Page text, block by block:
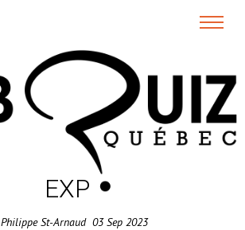
EXP
Philippe St-Arnaud 03 Sep 2023